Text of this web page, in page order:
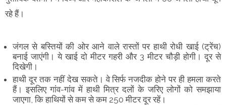
रहे हैं।
जंगल से बस्तियों की ओर आने वाले रास्तों पर हाथी रोधी खाई (ट्रेंच)
बनाई जाएंगी। ये खाई दो मीटर गहरी और 3 मीटर चौड़ी होगी। दूर से
दिखेगी।
हाथी दूर तक नहीं देख सकते। वे सिर्फ नजदीक होने पर ही हमला करते
हैं। इसलिए गांव-गांव में हाथी मित्र दलों के जरिए लोगों को समझाया
जाएगा, कि हाथियों से कम से कम 250 मीटर दूर रहें।